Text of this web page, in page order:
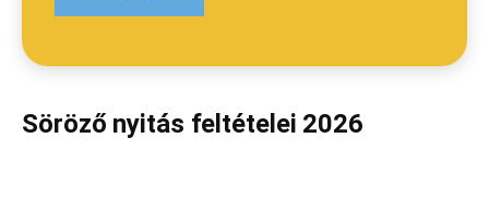
Söröző nyitás feltételei 2026